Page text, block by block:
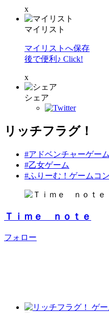
x
マイリスト
マイリストへ保存
後で便利♪ Click!
x
シェア
リッチフラグ！
#アドベンチャーゲーム
#乙女ゲーム
#ふりーむ！ゲームコ
Ｔｉｍｅ ｎｏｔｅ
フォロー